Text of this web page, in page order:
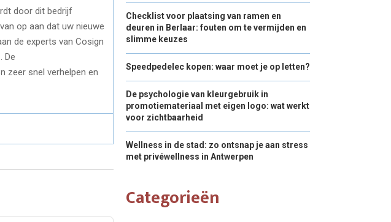
door dit bedrijf
op aan dat uw nieuwe
de experts van Cosign
De
zeer snel verhelpen en
Checklist voor plaatsing van ramen en
deuren in Berlaar: fouten om te vermijden en
slimme keuzes
Speedpedelec kopen: waar moet je op letten?
De psychologie van kleurgebruik in
promotiemateriaal met eigen logo: wat werkt
voor zichtbaarheid
Wellness in de stad: zo ontsnap je aan stress
met privéwellness in Antwerpen
Categorieën